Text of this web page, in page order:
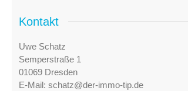
Kontakt
Uwe Schatz
Semperstraße 1
01069 Dresden
E-Mail: schatz@der-immo-tip.de